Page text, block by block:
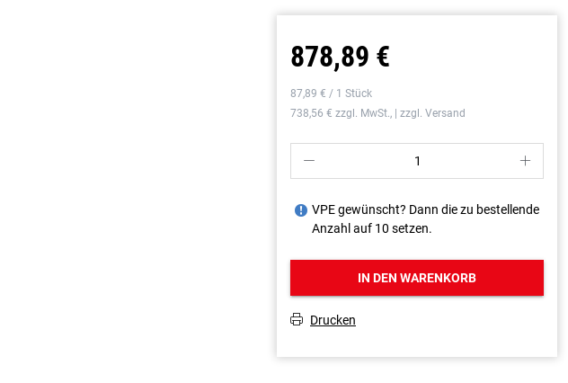
878,89 €
87,89 € / 1 Stück
738,56 € zzgl. MwSt., | zzgl. Versand
P S
J VPE gewünscht? Dann die zu bestellende
Anzahl auf 10 setzen.
IN DEN WARENKORB
T Drucken